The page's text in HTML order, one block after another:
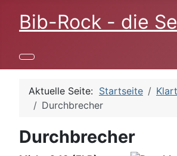
Bib-Rock - die
Aktuelle Seite: Startseite
Durchbrecher
Durchbrecher